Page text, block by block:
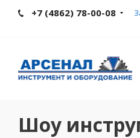
+7 (4862) 78-00-08
Шоу